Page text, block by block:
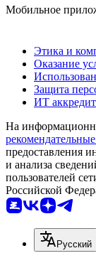
Мобильное
Этика и
Оказание
Защита
ИТ
На
предоставления
и анализа
пользователей
Российской
Русский